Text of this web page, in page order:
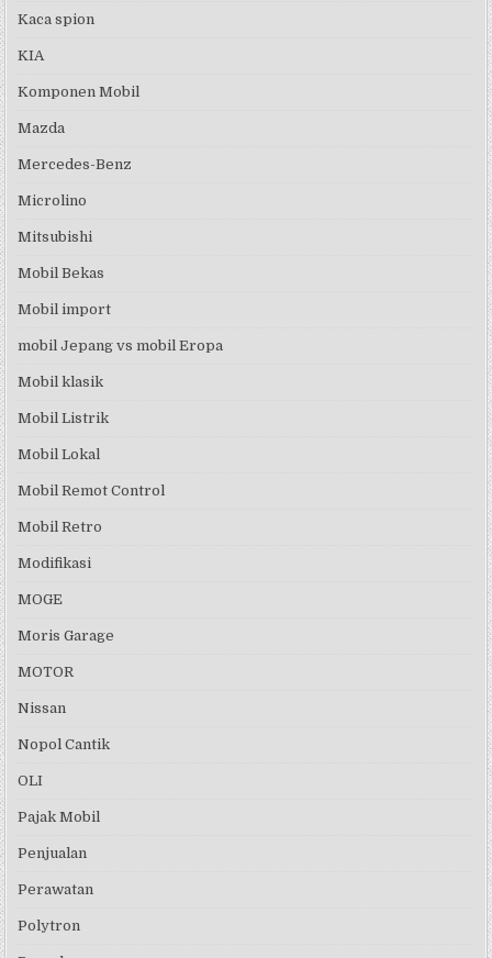
Kaca spion
KIA
Komponen Mobil
Mazda
Mercedes-Benz
Microlino
Mitsubishi
Mobil Bekas
Mobil import
mobil Jepang vs mobil Eropa
Mobil klasik
Mobil Listrik
Mobil Lokal
Mobil Remot Control
Mobil Retro
Modifikasi
MOGE
Moris Garage
MOTOR
Nissan
Nopol Cantik
OLI
Pajak Mobil
Penjualan
Perawatan
Polytron